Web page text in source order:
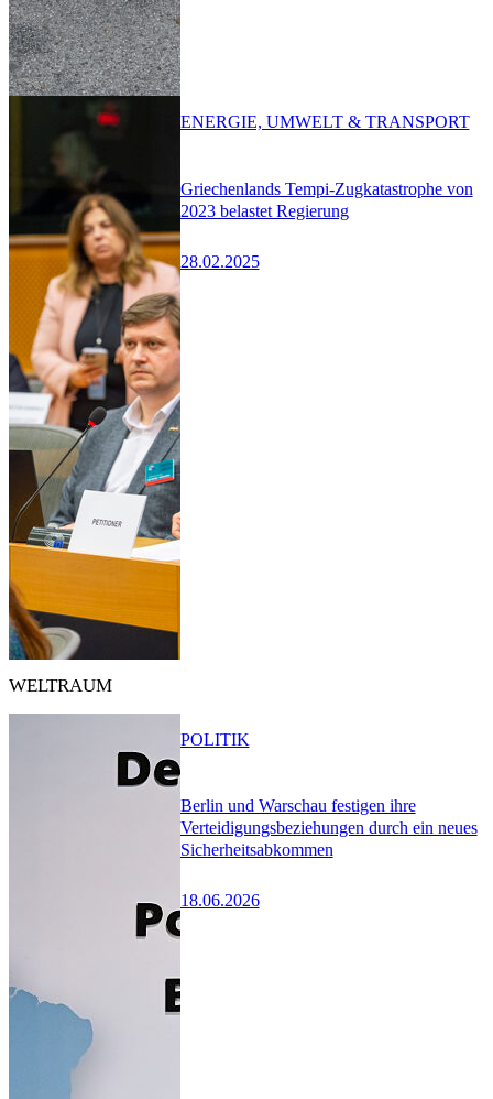
Griechenlands Tempi-Zugkatastrophe von
2023 belastet Regierung
28.02.2025
ENERGIE, UMWELT & TRANSPORT
WELTRAUM
Berlin und Warschau festigen ihre
Verteidigungsbeziehungen durch ein neues
Sicherheitsabkommen
18.06.2026
POLITIK